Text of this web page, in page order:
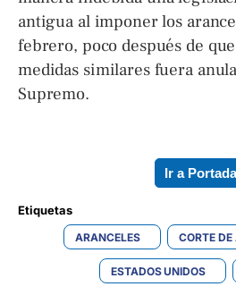
antigua al imponer los
febrero, poco después de
medidas similares fuera
Supremo.
Ir a Portada
Etiquetas
ARANCELES CORTE
ESTADOS UNIDOS